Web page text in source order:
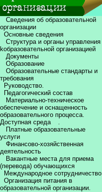
Сведения об образовательной
организации
Основные сведения
Структура и органы управления
kобразовательной организацией
Документы
Образование
Образовательные стандарты и
требования
Руководство.
Педагогический состав
Материально-техническое
обеспечение и оснащенность
образовательного процесса.
Доступная среда
.
Платные образовательные
услуги
Финансово-хозяйственная
деятельность
Вакантные места для приема
(перевода) обучающихся
Международное сотрудничество
Организация питания в
образовательной организации.